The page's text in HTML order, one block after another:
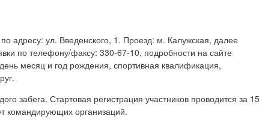
адресу: ул. Введенского, 1. Проезд: м. Калужская, далее
по телефону/факсу: 330-67-10, подробности на сайте
месяц и год рождения, спортивная квалификация,
забега. Стартовая регистрация участников проводится за 15
командирующих организаций.